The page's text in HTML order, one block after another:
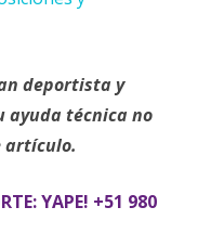
deportista y
ayuda técnica no
artículo.
YAPE! +51 980